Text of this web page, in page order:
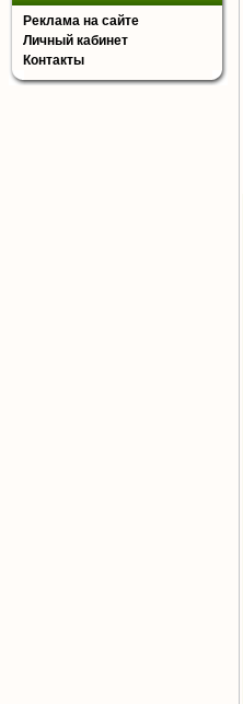
Реклама на сайте
Личный кабинет
Контакты